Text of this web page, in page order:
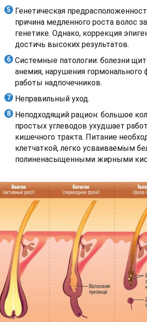
Генетическая
причина медленного роста волос
генетике. Однако, коррекция
достичь высоких результатов.
Системные патологии: болезни
анемия, нарушения гормонального
работы надпочечников.
Неправильный уход.
Неподходящий рацион: большое
простых углеводов ухудшает
кишечного тракта. Питание
клетчаткой, легко усваиваемым
полиненасыщенными жирными